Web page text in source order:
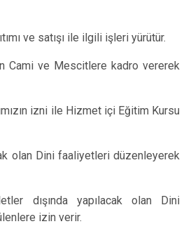
ve satışı ile ilgili işleri yürütür.
Cami ve Mescitlere kadro vererek
izni ile Hizmet içi Eğitim Kursu
olan Dini faaliyetleri düzenleyerek
dışında yapılacak olan Dini
izin verir.